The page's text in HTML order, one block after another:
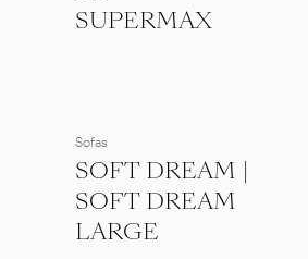
SUPERMAX
Sofas
SOFT DREAM |
SOFT DREAM
LARGE